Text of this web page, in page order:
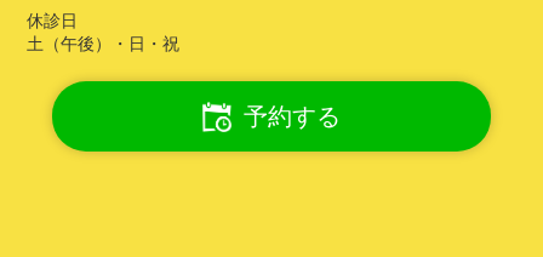
休診日
土（午後）・日・祝
予約する